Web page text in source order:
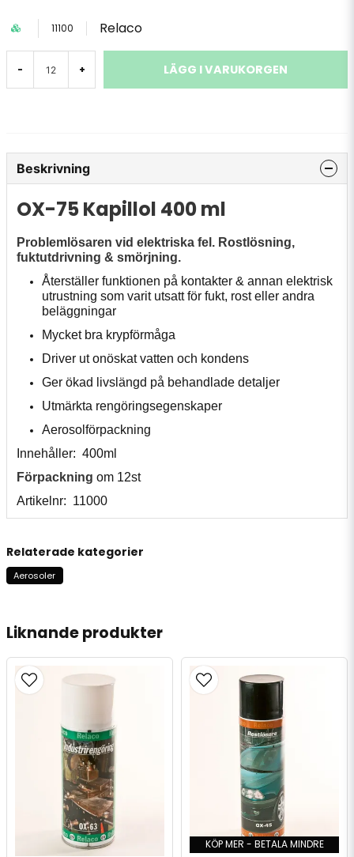
11100 Relaco
- + LÄGG I VARUKORGEN
Liknande produkter
KÖP MER - BETALA MINDRE
Beskrivning
OX-75 Kapillol 400 ml
Problemlösaren vid elektriska fel. Rostlösning,
fuktutdrivning & smörjning.
Återställer funktionen på kontakter & annan elektrisk
utrustning som varit utsatt för fukt, rost eller andra
beläggningar
Mycket bra krypförmåga
Driver ut onöskat vatten och kondens
Ger ökad livslängd på behandlade detaljer
Utmärkta rengöringsegenskaper
Aerosolförpackning
Innehåller: 400ml
Förpackning om 12st
Artikelnr: 11000
Relaterade kategorier
Aerosoler